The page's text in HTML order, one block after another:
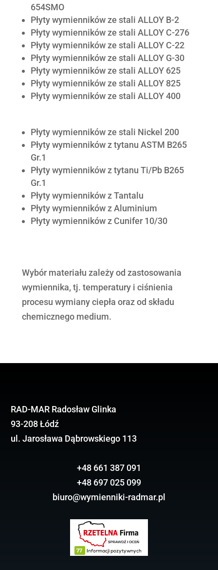
654SMO
Płyty wymienników ze stali ALLOY B-2
Płyty wymienników ze stali ALLOY C-276
Płyty wymienników ze stali ALLOY C-22
Płyty wymienników ze stali ALLOY G-30
Płyty wymienników ze stali ALLOY 625
Płyty wymienników ze stali ALLOY 825
Płyty wymienników ze stali ALLOY 400
Płyty wymienników ze stali Nickel 200
Płyty wymienników z tytanu ASTM B265
Gr.1
Płyty wymienników z tytanu Ti/Pb B265
Gr.1
Płyty wymienników z Tantalu
Płyty wymienników z Aluminium
Płyty wymienników z Cunifer 10/30
Wybór materiału zależy od zastosowania
wymiennika, tj. temperatury i ciśnienia
procesu wymiany ciepła oraz od składu
chemicznego medium.
RAD-MAR Radosław Glinka
93-208 Łódź
ul. Jarosława Dąbrowskiego 113
+48 661 387 091
+48 697 025 099
biuro@wymienniki-radmar.pl